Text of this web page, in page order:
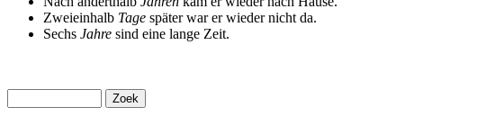
Zweieinhalb Tage später war er wieder nicht da.
Sechs Jahre sind eine lange Zeit.